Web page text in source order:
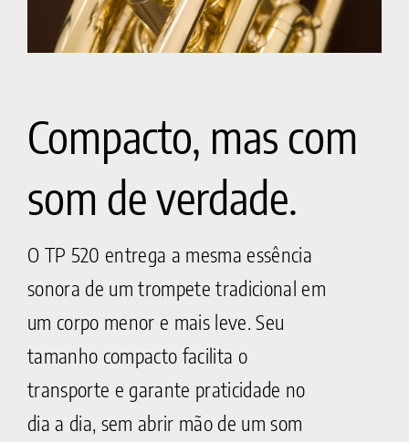
Compacto, mas com
som de verdade.
O TP 520 entrega a mesma essência
sonora de um trompete tradicional em
um corpo menor e mais leve. Seu
tamanho compacto facilita o
transporte e garante praticidade no
dia a dia, sem abrir mão de um som